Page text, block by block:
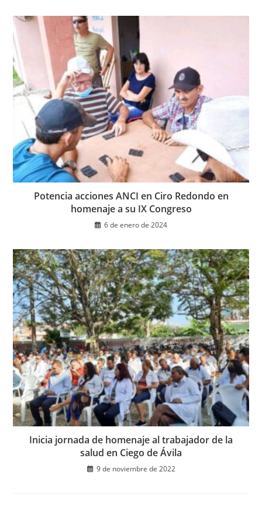
Potencia acciones ANCI en Ciro Redondo en
homenaje a su IX Congreso
6 de enero de 2024
Inicia jornada de homenaje al trabajador de la
salud en Ciego de Ávila
9 de noviembre de 2022